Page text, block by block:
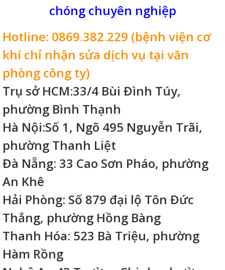
chóng chuyên nghiệp
Hotline: 0869.382.229 (bệnh viện cơ
khí chỉ nhận sửa dịch vụ tại văn
phòng công ty)
Trụ sở HCM:33/4 Bùi Đình Túy,
phường Bình Thạnh
Hà Nội:Số 1, Ngõ 495 Nguyễn Trãi,
phường Thanh Liệt
Đà Nẵng: 33 Cao Sơn Pháo, phường
An Khê
Hải Phòng: Số 879 đại lộ Tôn Đức
Thắng, phường Hồng Bàng
Thanh Hóa: 523 Bà Triệu, phường
Hàm Rồng